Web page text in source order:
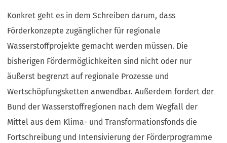
Konkret geht es in dem Schreiben darum, dass
Förderkonzepte zugänglicher für regionale
Wasserstoffprojekte gemacht werden müssen. Die
bisherigen Fördermöglichkeiten sind nicht oder nur
äußerst begrenzt auf regionale Prozesse und
Wertschöpfungsketten anwendbar. Außerdem fordert der
Bund der Wasserstoffregionen nach dem Wegfall der
Mittel aus dem Klima- und Transformationsfonds die
Fortschreibung und Intensivierung der Förderprogramme